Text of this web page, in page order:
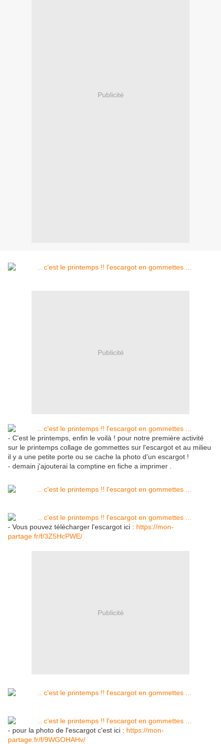
Publicité
Publicité
- C'est le printemps, enfin le voilà ! pour notre première activité
sur le printemps collage de gommettes sur l'escargot et au milieu
il y a une petite porte ou se cache la photo d'un escargot !
- demain j'ajouterai la comptine en fiche a imprimer .
- Vous pouvez télécharger l'escargot ici : https://mon-
partage.fr/f/3Z5HcPWE/
Publicité
- pour la photo de l'escargot c'est ici : https://mon-
partage.fr/f/9WGOHAHv/